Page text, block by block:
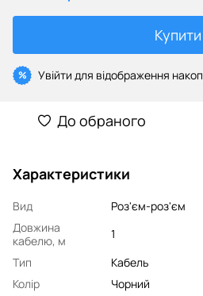
Купити
% Увійти для відображення
До обраного
Характеристики
Вид
Роз'єм-роз'єм
Довжина
кабелю, м
1
Тип
Кабель
Колір
Чорний